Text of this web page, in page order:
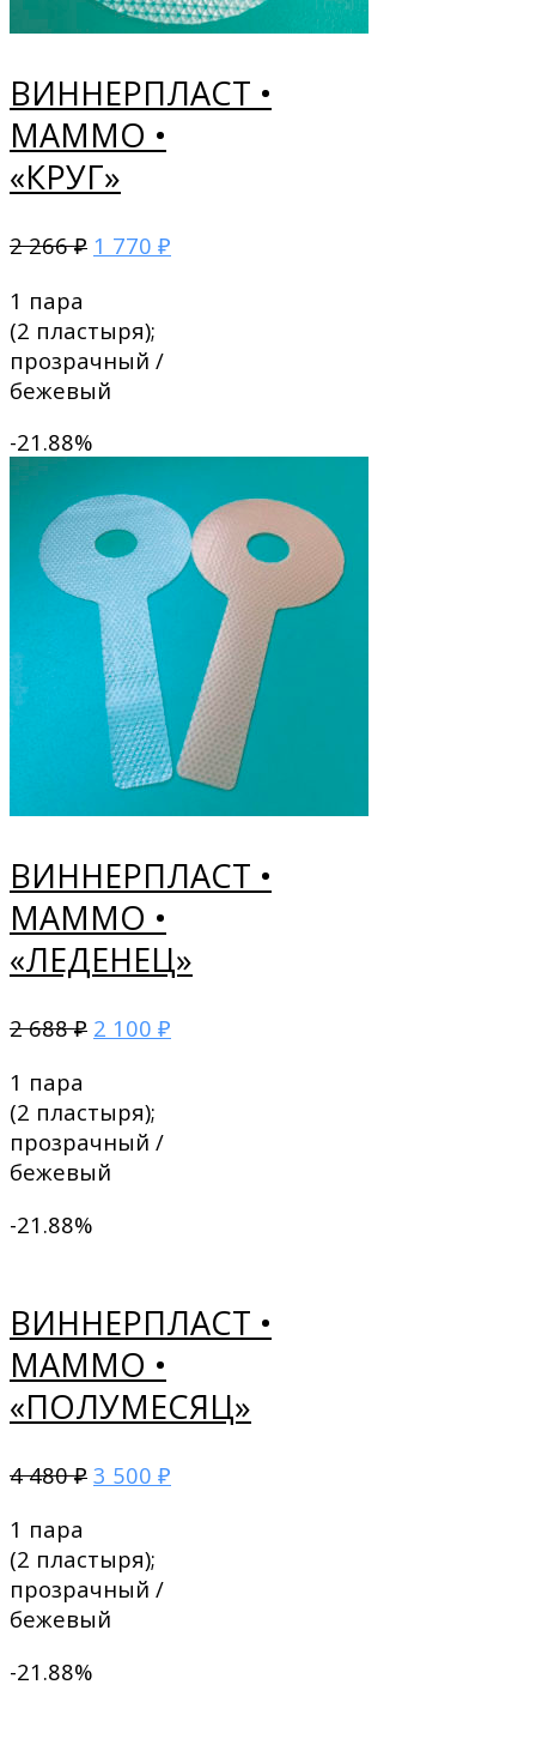
ВИННЕРПЛАСТ •
МАММО •
«КРУГ»
2 266₽ 1 770 ₽
1 пара
(2 пластыря);
прозрачный /
бежевый
-21.88%
ВИННЕРПЛАСТ •
МАММО •
«ЛЕДЕНЕЦ»
2 688₽ 2 100 ₽
1 пара
(2 пластыря);
прозрачный /
бежевый
-21.88%
ВИННЕРПЛАСТ •
МАММО •
«ПОЛУМЕСЯЦ»
4 480₽ 3 500 ₽
1 пара
(2 пластыря);
прозрачный /
бежевый
-21.88%